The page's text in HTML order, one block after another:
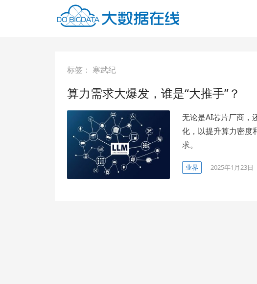
标签： 寒武纪
算力需求大爆发，谁是“大推手”？
无论是AI芯片厂商，
化，以提升算力密度
求。
业界 2025年1月23日